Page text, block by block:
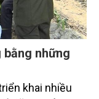
bằng những
khai nhiều